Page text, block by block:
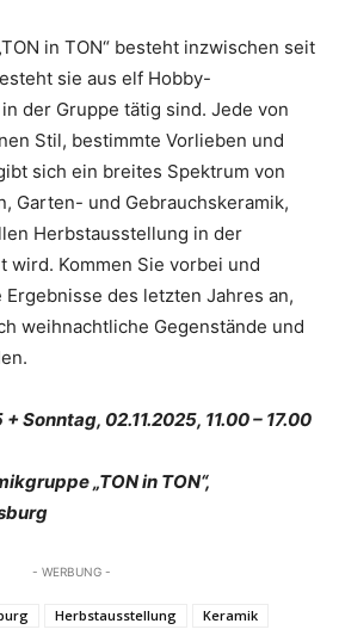
in TON“ besteht inzwischen seit
sie aus elf Hobby-
der Gruppe tätig sind. Jede von
Stil, bestimmte Vorlieben und
sich ein breites Spektrum von
Garten- und Gebrauchskeramik,
Herbstausstellung in der
wird. Kommen Sie vorbei und
Ergebnisse des letzten Jahres an,
weihnachtliche Gegenstände und
Sonntag, 02.11.2025, 11.00 – 17.00
„TON in TON“,
- WERBUNG -
Herbstausstellung
Keramik